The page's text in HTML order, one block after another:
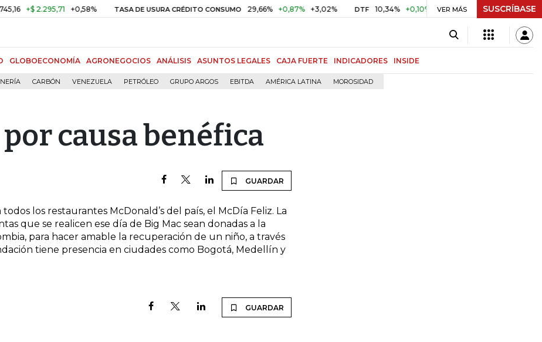
+$ 2.295,71 +0,58% TASA DE USURA CRÉDITO CONSUMO 29,66% +0,87% +3,02% DTF 10,34% +0,10% +0,98% UVR $ 416,86 +$ 0,05
VER MÁS SUSCRÍBASE
GLOBOECONOMÍA AGRONEGOCIOS ANÁLISIS ASUNTOS LEGALES CAJA FUERTE INDICADORES INSIDE
CARBÓN VENEZUELA PETRÓLEO GRUPO ARGOS EBITDA AMÉRICA LATINA MOROSIDAD
causa benéfica
GUARDAR
los restaurantes McDonald’s del país, el McDía Feliz. La
que se realicen ese día de Big Mac sean donadas a la
para hacer amable la recuperación de un niño, a través
tiene presencia en ciudades como Bogotá, Medellín y
GUARDAR